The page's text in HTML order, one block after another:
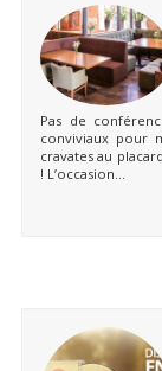
Pas de
conviviaux pour
cravates au
! L’occasion...